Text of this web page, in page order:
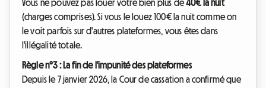
Vous ne pouvez pas louer votre bien plus de40€ la nuit
(charges comprises). Si vous le louez 100€ la nuit comme on
le voit parfois sur d'autres plateformes, vous êtes dans
l'illégalité totale.
Règle n°3 : La fin de l'impunité des plateformes
Depuis le 7 janvier 2026, la Cour de cassation a confirmé que